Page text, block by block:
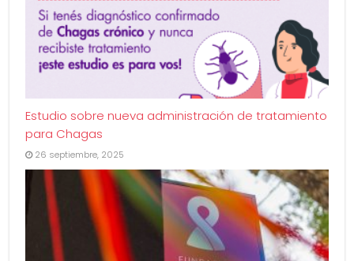
Estudio sobre nueva administración de tratamiento
para Chagas
26 septiembre, 2025